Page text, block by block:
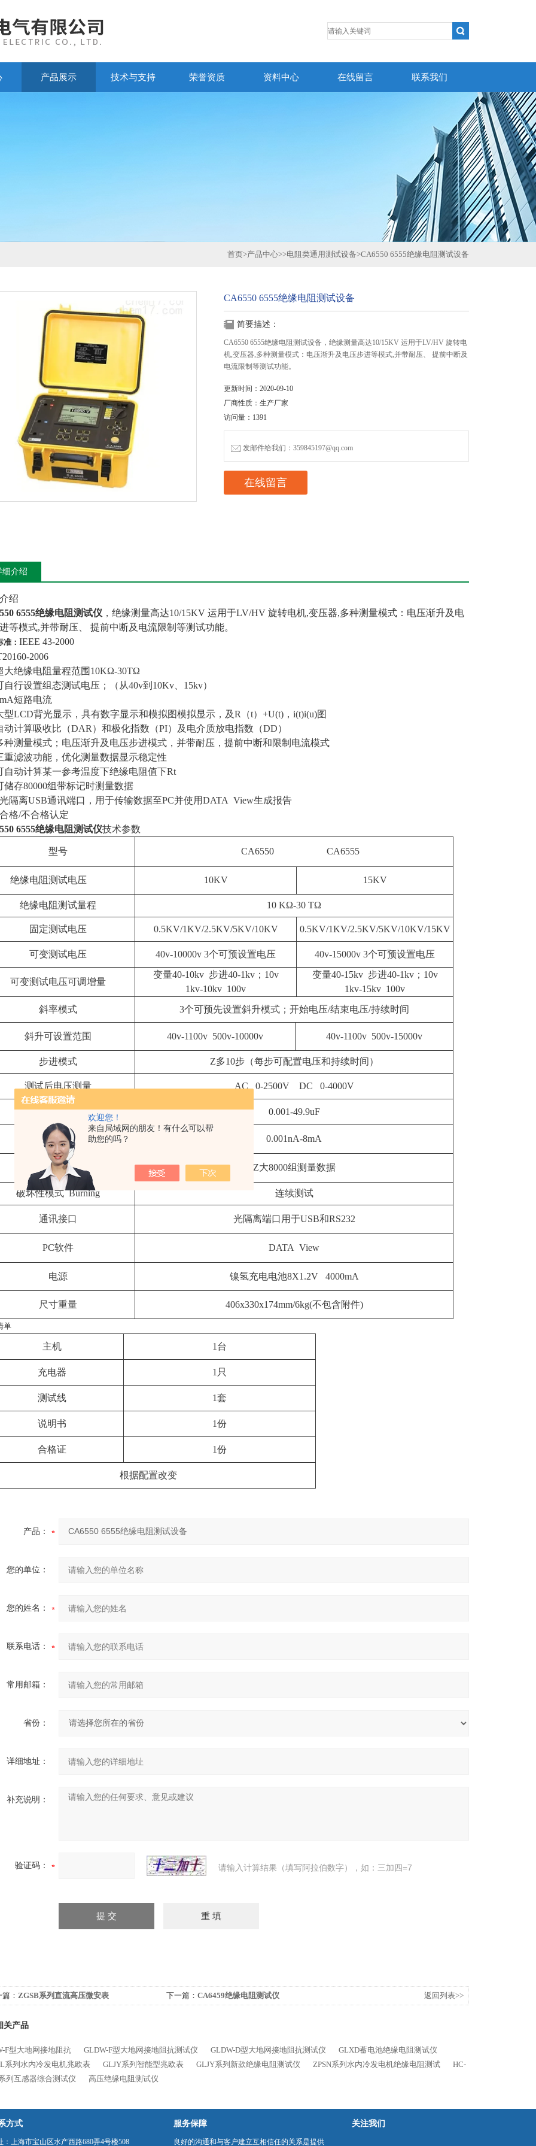
欢迎您！
来自局域网的朋友！有什么可以帮
助您的吗？
产品展示 技术与支持 荣誉资质 资料中心 在线留言 联系我们
首页>产品中心>>电阻类通用测试设备>CA6550 6555绝缘电阻测试设备
CA6550 6555绝缘电阻测试设备
简要描述：
CA6550 6555绝缘电阻测试设备，绝缘测量高达10/15KV 运用于LV/HV 旋转电
机,变压器,多种测量模式：电压渐升及电压步进等模式,并带耐压、 提前中断及
电流限制等测试功能。
更新时间：2020-09-10
厂商性质：生产厂家
访问量：1391
发邮件给我们：359845197@qq.com
在线留言
细介绍
绍
6555绝缘电阻测试仪 ，绝缘测量高达10/15KV 运用于LV/HV 旋转电机,变压器,多种测量模式：电压渐升及电
等模式,并带耐压、 提前中断及电流限制等测试功能。
准： IEEE 43-2000
2006
大绝缘电阻量程范围10KΩ-30TΩ
自行设置组态测试电压；（从40v到10Kv、15kv）
短路电流
型LCD背光显示，具有数字显示和模拟图模拟显示，及R（t）+U(t)，i(t)i(u)图
动计算吸收比（DAR）和极化指数（PI）及电介质放电指数（DD）
种测量模式；电压渐升及电压步进模式，并带耐压，提前中断和限制电流模式
重滤波功能，优化测量数据显示稳定性
自动计算某一参考温度下绝缘电阻值下Rt
储存80000组带标记时测量数据
隔离USB通讯端口，用于传输数据至PC并使用DATA View生成报告
格/不合格认定
6555绝缘电阻测试仪技术参数
型号 CA6550 CA6555
绝缘电阻测试电压 10KV 15KV
绝缘电阻测试量程 10 KΩ-30 TΩ
固定测试电压 0.5KV/1KV/2.5KV/5KV/10KV 0.5KV/1KV/2.5KV/5KV/10KV/15KV
可变测试电压 40v-10000v 3个可预设置电压 40v-15000v 3个可预设置电压
可变测试电压可调增量
变量40-10kv 步进40-1kv；10v
1kv-10kv 100v
变量40-15kv 步进40-1kv；10v
1kv-15kv 100v
斜率模式
3个可预先设置斜升模式；开始电压/结束电压/持续时间
斜升可设置范围 40v-1100v 500v-10000v 40v-1100v 500v-15000v
步进模式 Z多10步（每步可配置电压和持续时间）
测试后电压测量 AC 0-2500V DC 0-4000V
电容测量 0.001-49.9uF
泄露电流 0.001nA-8mA
数据储存 Z大8000组测量数据
破坏性模式 Burning 连续测试
通讯接口 光隔离端口用于USB和RS232
PC软件 DATA View
电源 镍氢充电电池8X1.2V 4000mA
尺寸重量 406x330x174mm/6kg(不包含附件)
单
主机 1台
充电器 1只
测试线 1套
说明书 1份
合格证 1份
根据配置改变
产品：
您的单位：
您的姓名：
联系电话：
常用邮箱：
省份：
详细地址：
补充说明：
验证码： 请输入计算结果（填写阿拉伯数字），如：三加四=7
： ZGSB系列直流高压微安表 下一篇： CA6459绝缘电阻测试仪 返回列表>>
关产品
F型大地网接地阻抗 GLDW-F型大地网接地阻抗测试仪 GLDW-D型大地网接地阻抗测试仪
GLXD蓄电池绝缘电阻测试仪
系列水内冷发电机兆欧表
GLJY系列智能型兆欧表 GLJY系列新款绝缘电阻测试仪 ZPSN系列水内冷发电机绝缘电阻测试
HC-
列互感器综合测试仪
高压绝缘电阻测试仪
方式
：上海市宝山区水产西路680弄4号楼508
服务保障
良好的沟通和与客户建立互相信任的关系是提供
关注我们